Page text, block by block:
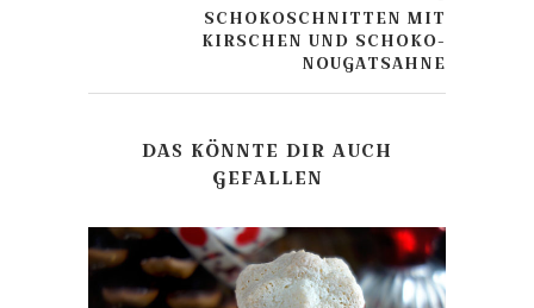
SCHOKOSCHNITTEN MIT
KIRSCHEN UND SCHOKO-
NOUGATSAHNE
DAS KÖNNTE DIR AUCH
GEFALLEN